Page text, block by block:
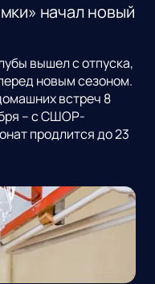
начал новый
вышел с отпуска,
новым сезоном.
встреч 8
– с СШОР-
продлится до 23